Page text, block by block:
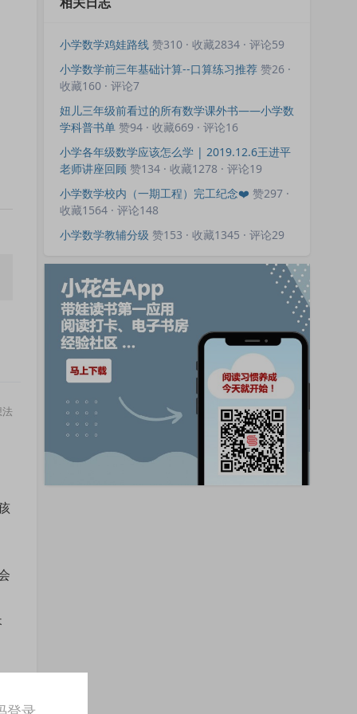
法
小学数学鸡娃路线 赞310 · 收藏2834 · 评论59
小学数学前三年基础计算--口算练习推荐 赞26 ·
收藏160 · 评论7
妞儿三年级前看过的所有数学课外书——小学数
学科普书单 赞94 · 收藏669 · 评论16
小学各年级数学应该怎么学 | 2019.12.6王进平
老师讲座回顾 赞134 · 收藏1278 · 评论19
小学数学校内（一期工程）完工纪念❤️ 赞297 ·
收藏1564 · 评论148
小学数学教辅分级 赞153 · 收藏1345 · 评论29